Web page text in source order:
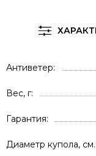
Антиветер
Вес, г
Гарантия
Диаметр купола, см.